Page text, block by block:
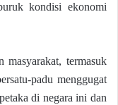
kondisi ekonomi
masyarakat, termasuk
padu menggugat
di negara ini dan